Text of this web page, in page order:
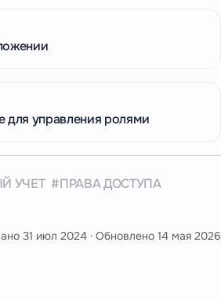
для управления ролями
УЧЕТ
ПРАВА ДОСТУПА
31 июл 2024 · Обновлено 14 мая 2026